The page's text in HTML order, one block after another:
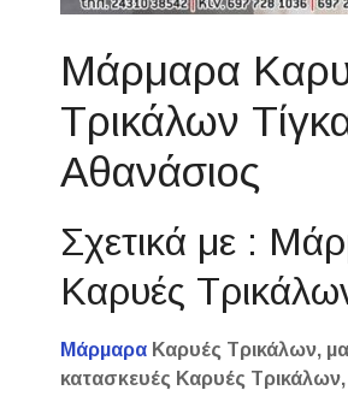
Μάρμαρα
Τρικάλων
Αθανάσιος
Σχετικά με :
Καρυές
Μάρμαρα Καρυές Τρικάλων,
κατασκευές Καρυές Τρικάλων,